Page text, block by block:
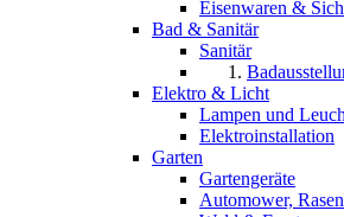
Eisenwaren &
Bad & Sanitär
Sanitär
Elektro & Licht
Lampen und
Elektroinstallation
Garten
Gartengeräte
Automower,